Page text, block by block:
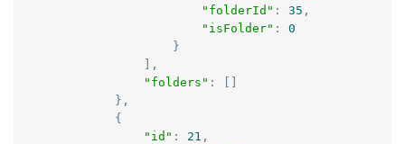
"folderId" : 35 ,
"isFolder" :
0
}
],
"folders" :
},
{
"id" : 21 ,